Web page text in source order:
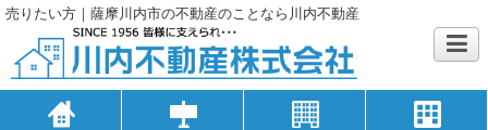
売りたい方｜薩摩川内市の不動産のことなら川内不動産